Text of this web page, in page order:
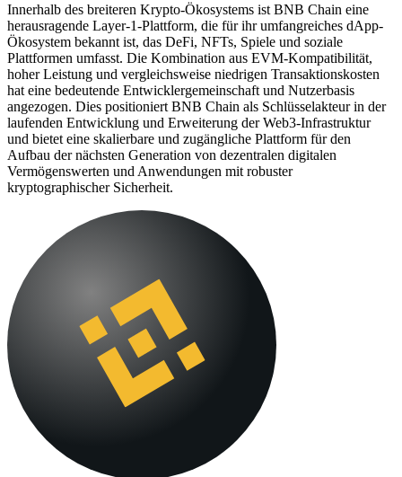
Innerhalb des breiteren Krypto-Ökosystems ist BNB Chain eine
herausragende Layer-1-Plattform, die für ihr umfangreiches dApp-
Ökosystem bekannt ist, das DeFi, NFTs, Spiele und soziale
Plattformen umfasst. Die Kombination aus EVM-Kompatibilität,
hoher Leistung und vergleichsweise niedrigen Transaktionskosten
hat eine bedeutende Entwicklergemeinschaft und Nutzerbasis
angezogen. Dies positioniert BNB Chain als Schlüsselakteur in der
laufenden Entwicklung und Erweiterung der Web3-Infrastruktur
und bietet eine skalierbare und zugängliche Plattform für den
Aufbau der nächsten Generation von dezentralen digitalen
Vermögenswerten und Anwendungen mit robuster
kryptographischer Sicherheit.